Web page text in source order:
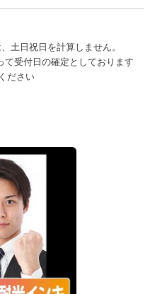
土日祝日を計算しません。
受付日の確定としております
ださい